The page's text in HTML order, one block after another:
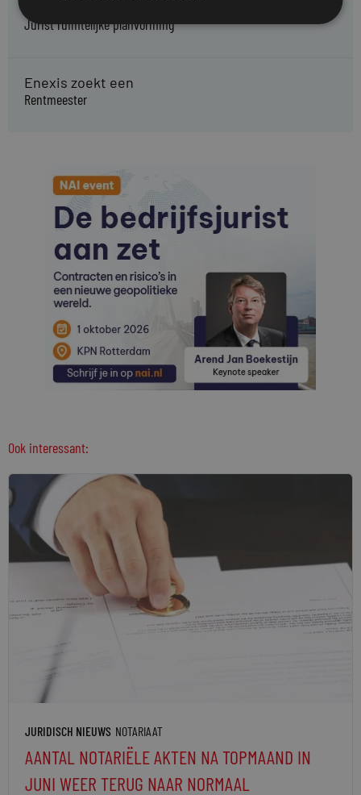
Jurist ruimtelijke planvorming
Enexis zoekt een
Rentmeester
Ook interessant:
JURIDISCH NIEUWS NOTARIAAT
AANTAL NOTARIËLE AKTEN NA TOPMAAND IN
JUNI WEER TERUG NAAR NORMAAL